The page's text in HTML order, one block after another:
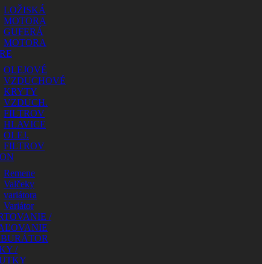
LOŽISKÁ
MOTORA
GUFERÁ
MOTORA
OLEJOVÉ
VZDUCHOVÉ
KRYTY
VZDUCH.
FILTROV
HLAVICE
OLEJ.
FILTROV
Remene
Valčeky
variátora
Variátor
/
/